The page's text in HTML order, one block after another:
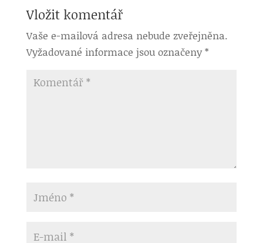
Vložit komentář
Vaše e-mailová adresa nebude zveřejněna.
Vyžadované informace jsou označeny*